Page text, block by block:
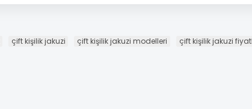
çift kişilik jakuzi çift kişilik jakuzi modelleri çift kişilik jakuzi